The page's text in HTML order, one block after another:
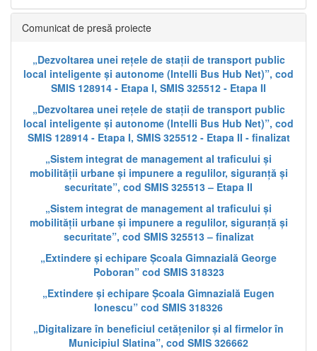
Comunicat de presă proiecte
„Dezvoltarea unei rețele de stații de transport public
local inteligente și autonome (Intelli Bus Hub Net)”, cod
SMIS 128914 - Etapa I, SMIS 325512 - Etapa II
„Dezvoltarea unei rețele de stații de transport public
local inteligente și autonome (Intelli Bus Hub Net)”, cod
SMIS 128914 - Etapa I, SMIS 325512 - Etapa II - finalizat
„Sistem integrat de management al traficului și
mobilității urbane și impunere a regulilor, siguranță și
securitate”, cod SMIS 325513 – Etapa II
„Sistem integrat de management al traficului și
mobilității urbane și impunere a regulilor, siguranță și
securitate”, cod SMIS 325513 – finalizat
„Extindere și echipare Școala Gimnazială George
Poboran” cod SMIS 318323
„Extindere și echipare Școala Gimnazială Eugen
Ionescu” cod SMIS 318326
„Digitalizare în beneficiul cetățenilor și al firmelor în
Municipiul Slatina”, cod SMIS 326662